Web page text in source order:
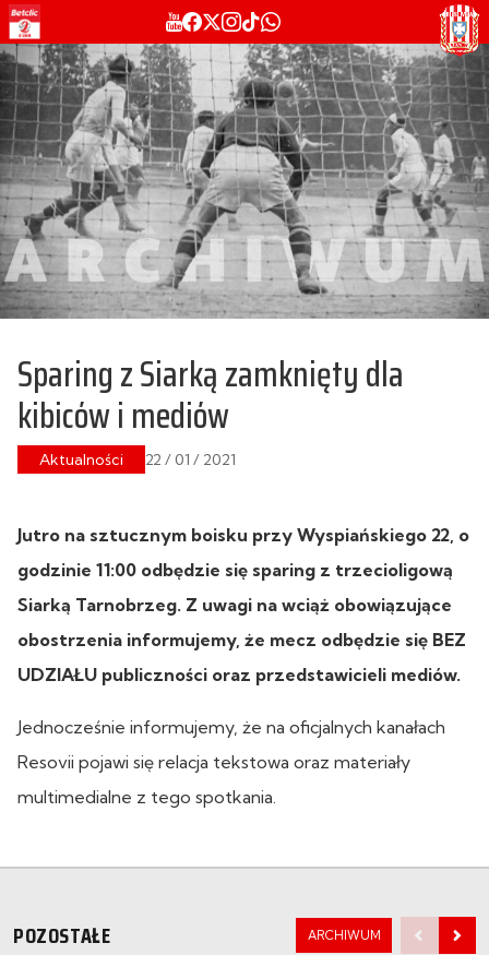
Sparing z Siarką zamknięty dla
kibiców i mediów
Aktualności 22 / 01 / 2021
Jutro na sztucznym boisku przy Wyspiańskiego 22, o
godzinie 11:00 odbędzie się sparing z trzecioligową
Siarką Tarnobrzeg. Z uwagi na wciąż obowiązujące
obostrzenia informujemy, że mecz odbędzie się BEZ
UDZIAŁU publiczności oraz przedstawicieli mediów.
Jednocześnie informujemy, że na oficjalnych kanałach
Resovii pojawi się relacja tekstowa oraz materiały
multimedialne z tego spotkania.
POZOSTAŁE ARCHIWUM